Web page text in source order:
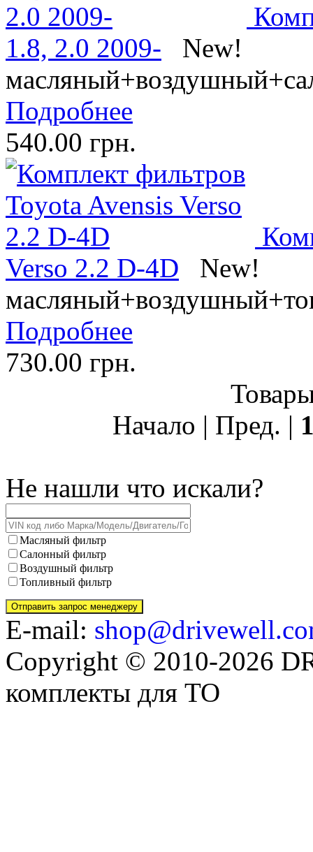
1.8, 2.0 2009-
New!
Подробнее
540.00 грн.
Verso 2.2 D-4D
New!
Подробнее
730.00 грн.
Начало | Пред. |
Не нашли что искали?
Масляный фильтр
Салонный фильтр
Воздушный фильтр
Топливный фильтр
E-mail:
Copyright © 2010-2026
комплекты для ТО